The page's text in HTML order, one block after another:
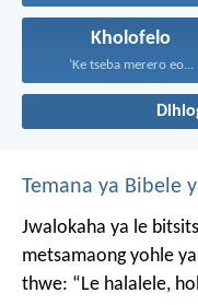
Kholofelo
‘Ke tseba merero eo...
Temana ya Bibele
Jwalokaha ya le
metsamaong yohle
thwe: “Le halalele,